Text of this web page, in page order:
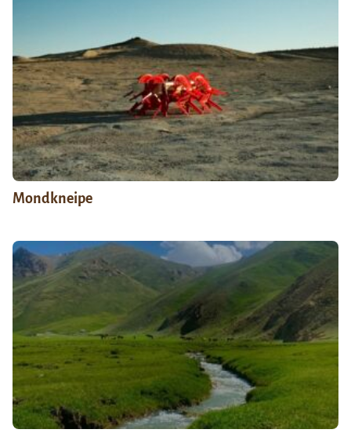
Mondkneipe